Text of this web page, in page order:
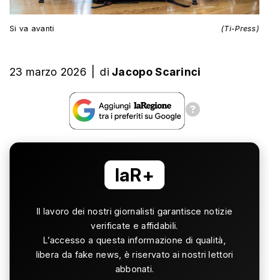
Si va avanti (Ti-Press)
23 marzo 2026 di Jacopo Scarinci
laR+
Il lavoro dei nostri giornalisti garantisce notizie
verificate e affidabili.
L’accesso a questa informazione di qualità,
libera da fake news, è riservato ai nostri lettori
abbonati.